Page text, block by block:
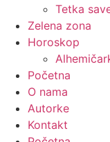
Tetka
Zelena zona
Horoskop
Početna
O nama
Autorke
Kontakt